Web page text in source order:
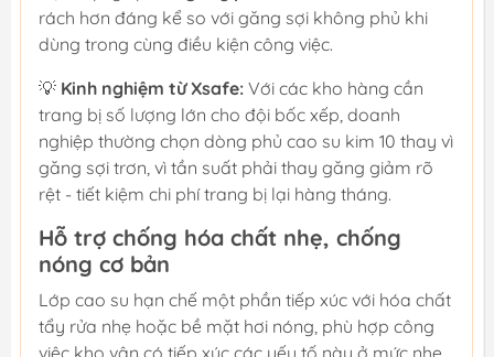
rách hơn đáng kể so với găng sợi không phủ khi
dùng trong cùng điều kiện công việc.
💡 Kinh nghiệm từ Xsafe: Với các kho hàng cần
trang bị số lượng lớn cho đội bốc xếp, doanh
nghiệp thường chọn dòng phủ cao su kim 10 thay vì
găng sợi trơn, vì tần suất phải thay găng giảm rõ
rệt - tiết kiệm chi phí trang bị lại hàng tháng.
Hỗ trợ chống hóa chất nhẹ, chống
nóng cơ bản
Lớp cao su hạn chế một phần tiếp xúc với hóa chất
tẩy rửa nhẹ hoặc bề mặt hơi nóng, phù hợp công
việc kho vận có tiếp xúc các yếu tố này ở mức nhẹ.